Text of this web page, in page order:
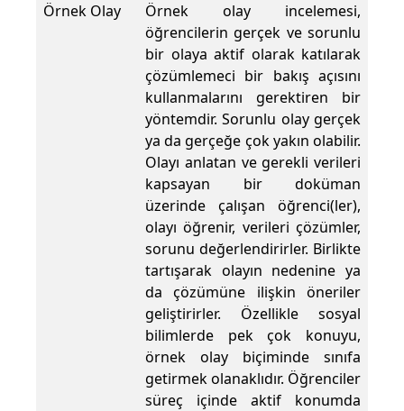
Örnek Olay
Örnek olay incelemesi,
öğrencilerin gerçek ve sorunlu
bir olaya aktif olarak katılarak
çözümlemeci bir bakış açısını
kullanmalarını gerektiren bir
yöntemdir. Sorunlu olay gerçek
ya da gerçeğe çok yakın olabilir.
Olayı anlatan ve gerekli verileri
kapsayan bir doküman
üzerinde çalışan öğrenci(ler),
olayı öğrenir, verileri çözümler,
sorunu değerlendirirler. Birlikte
tartışarak olayın nedenine ya
da çözümüne ilişkin öneriler
geliştirirler. Özellikle sosyal
bilimlerde pek çok konuyu,
örnek olay biçiminde sınıfa
getirmek olanaklıdır. Öğrenciler
süreç içinde aktif konumda